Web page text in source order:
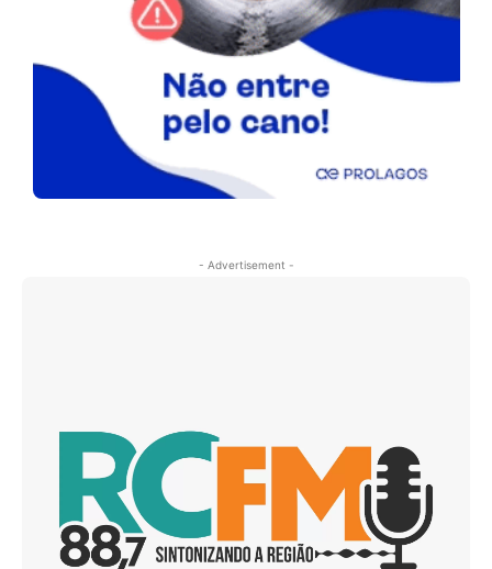
- Advertisement -